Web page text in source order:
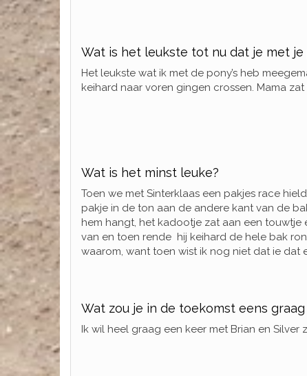
Wat is het leukste tot nu dat je met
Het leukste wat ik met de pony’s heb
keihard naar voren gingen crossen. Mama
Wat is het minst leuke?
Toen we met Sinterklaas een pakjes race
pakje in de ton aan de andere kant van de
hem hangt, het kadootje zat aan een
van en toen rende hij keihard de hele bak
waarom, want toen wist ik nog niet dat ie dat
Wat zou je in de toekomst eens
Ik wil heel graag een keer met Brian en